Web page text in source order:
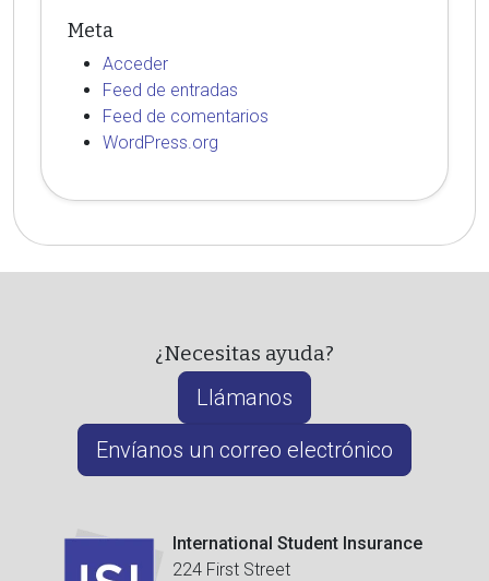
Meta
Acceder
Feed de entradas
Feed de comentarios
WordPress.org
¿Necesitas ayuda?
Llámanos
Envíanos un correo electrónico
International Student Insurance
224 First Street